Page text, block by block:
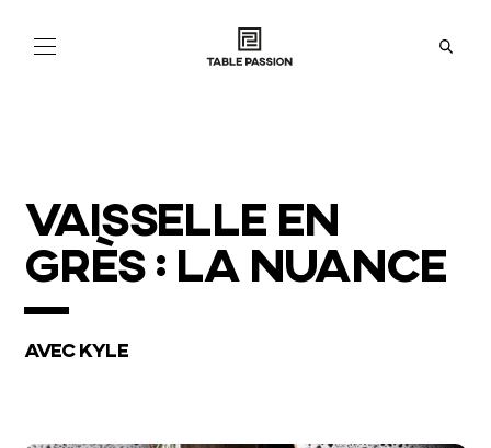
À
PROPOS
BOUTIQUES
EN FR IT
VAISSELLE EN
GRÈS : LA NUANCE
AVEC KYLE